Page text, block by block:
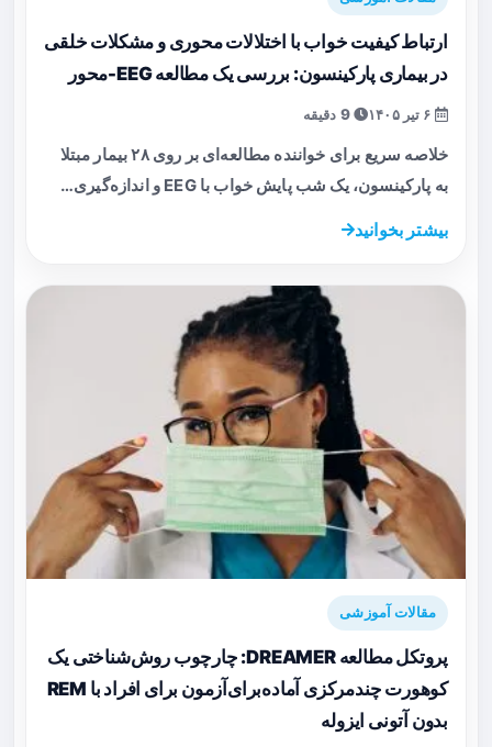
ارتباط کیفیت خواب با اختلالات محوری و مشکلات خلقی
در بیماری پارکینسون: بررسی یک مطالعه EEG-محور
9 دقیقه
خلاصه سریع برای خواننده مطالعه‌ای بر روی ۲۸ بیمار مبتلا
به پارکینسون، یک شب پایش خواب با EEG و اندازه‌گیری…
بیشتر بخوانید
مقالات آموزشی
پروتکل مطالعه DREAMER: چارچوب روش‌شناختی یک
کوهورت چندمرکزی آماده‌برای‌آزمون برای افراد با REM
بدون آتونی ایزوله